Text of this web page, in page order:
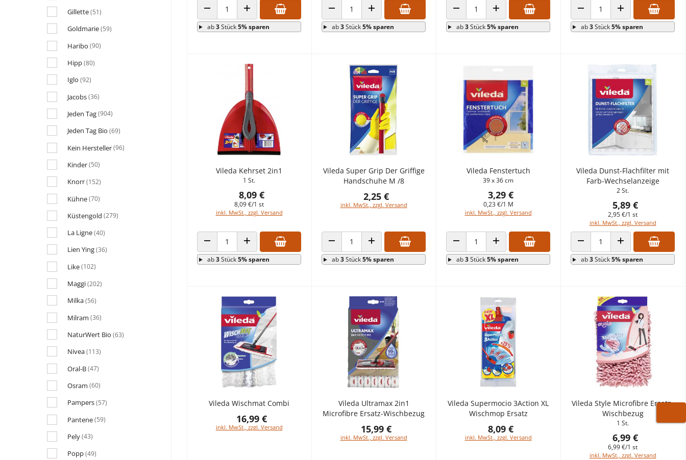
Gillette(51)
Goldmarie(59)
Haribo (90)
Hipp(80)
Iglo (92)
Jacobs(36)
Jeden Tag(904)
Jeden Tag Bio (69)
Kein Hersteller(96)
Kinder(50)
Knorr(152)
Kühne(70)
Küstengold (279)
La Ligne(40)
Lien Ying(36)
Like(102)
Maggi(202)
Milka(56)
Milram (36)
NaturWert Bio (63)
Nivea(113)
Oral-B(47)
Osram (60)
Pampers(57)
Pantene(59)
Pely(43)
Popp(49)
ANZAHL VERRINGERNANZAHL ERHÖHEN
ab3Stück5% sparen
ANZAHL VERRINGERNANZAHL ERHÖHEN
ab3Stück5% sparen
ANZAHL VERRINGERNANZAHL ERHÖHEN
ab3Stück5% sparen
ANZAHL VERRINGERNANZAHL ERHÖHEN
ab3Stück5% sparen
Vileda Kehrset 2in1
1 St.
8,09 €
8,09 €/1 st
inkl. MwSt., zzgl. Versand
ANZAHL VERRINGERNANZAHL ERHÖHEN
ab3Stück5% sparen
Vileda Super Grip Der Griffige
Handschuhe M /8
2,25 €
inkl. MwSt., zzgl. Versand
ANZAHL VERRINGERNANZAHL ERHÖHEN
ab3Stück5% sparen
Vileda Fenstertuch
39 x 36 cm
3,29 €
0,23 €/1 M
inkl. MwSt., zzgl. Versand
ANZAHL VERRINGERNANZAHL ERHÖHEN
ab3Stück5% sparen
Vileda Dunst-Flachfilter mit
Farb-Wechselanzeige
2 St.
5,89 €
2,95 €/1 st
inkl. MwSt., zzgl. Versand
ANZAHL VERRINGERNANZAHL ERHÖHEN
ab3Stück5% sparen
Vileda Wischmat Combi
16,99 €
inkl. MwSt., zzgl. Versand
Vileda Ultramax 2in1
Microfibre Ersatz-Wischbezug
15,99 €
inkl. MwSt., zzgl. Versand
Vileda Supermocio 3Action XL
Wischmop Ersatz
8,09 €
inkl. MwSt., zzgl. Versand
Vileda Style Microfibre Ersatz-
Wischbezug
1 St.
6,99 €
6,99 €/1 st
inkl. MwSt., zzgl. Versand